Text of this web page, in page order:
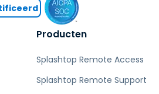
Producten
Splashtop Remote Access
Splashtop Remote Support